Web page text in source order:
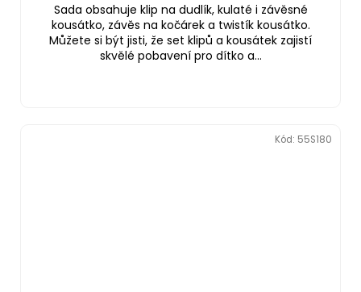
Sada obsahuje klip na dudlík, kulaté i závěsné
kousátko, závěs na kočárek a twistík kousátko.
Můžete si být jisti, že set klipů a kousátek zajistí
skvělé pobavení pro dítko a...
Kód: 55S180